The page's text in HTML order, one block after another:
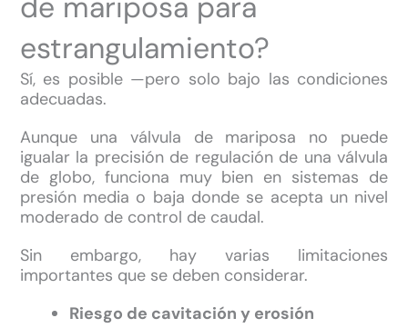
estrangulamiento?
Sí, es posible —pero solo bajo las condiciones
adecuadas.
Aunque una válvula de mariposa no puede
igualar la precisión de regulación de una válvula
de globo, funciona muy bien en sistemas de
presión media o baja donde se acepta un nivel
moderado de control de caudal.
Sin embargo, hay varias limitaciones
importantes que se deben considerar.
Riesgo de cavitación y erosión